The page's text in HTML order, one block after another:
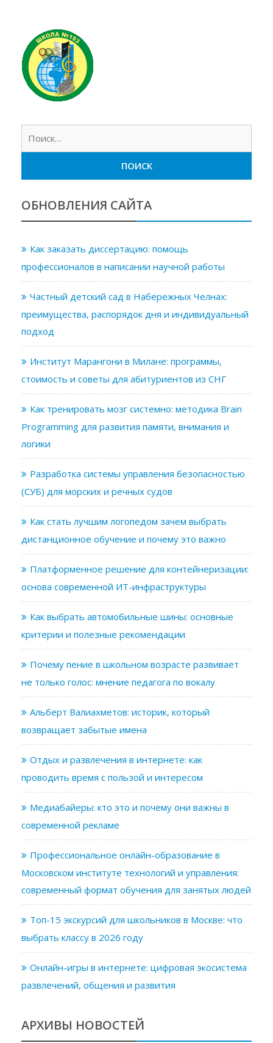
ОБНОВЛЕНИЯ САЙТА
Как заказать диссертацию: помощь
профессионалов в написании научной работы
Частный детский сад в Набережных Челнах:
преимущества, распорядок дня и индивидуальный
подход
Институт Марангони в Милане: программы,
стоимость и советы для абитуриентов из СНГ
Как тренировать мозг системно: методика Brain
Programming для развития памяти, внимания и
логики
Разработка системы управления безопасностью
(СУБ) для морских и речных судов
Как стать лучшим логопедом зачем выбрать
дистанционное обучение и почему это важно
Платформенное решение для контейнеризации:
основа современной ИТ-инфраструктуры
Как выбрать автомобильные шины: основные
критерии и полезные рекомендации
Почему пение в школьном возрасте развивает
не только голос: мнение педагога по вокалу
Альберт Валиахметов: историк, который
возвращает забытые имена
Отдых и развлечения в интернете: как
проводить время с пользой и интересом
Медиабайеры: кто это и почему они важны в
современной рекламе
Профессиональное онлайн-образование в
Московском институте технологий и управления:
современный формат обучения для занятых людей
Топ-15 экскурсий для школьников в Москве: что
выбрать классу в 2026 году
Онлайн-игры в интернете: цифровая экосистема
развлечений, общения и развития
АРХИВЫ НОВОСТЕЙ